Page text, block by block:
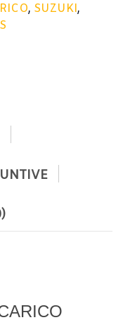
, SUZUKI,